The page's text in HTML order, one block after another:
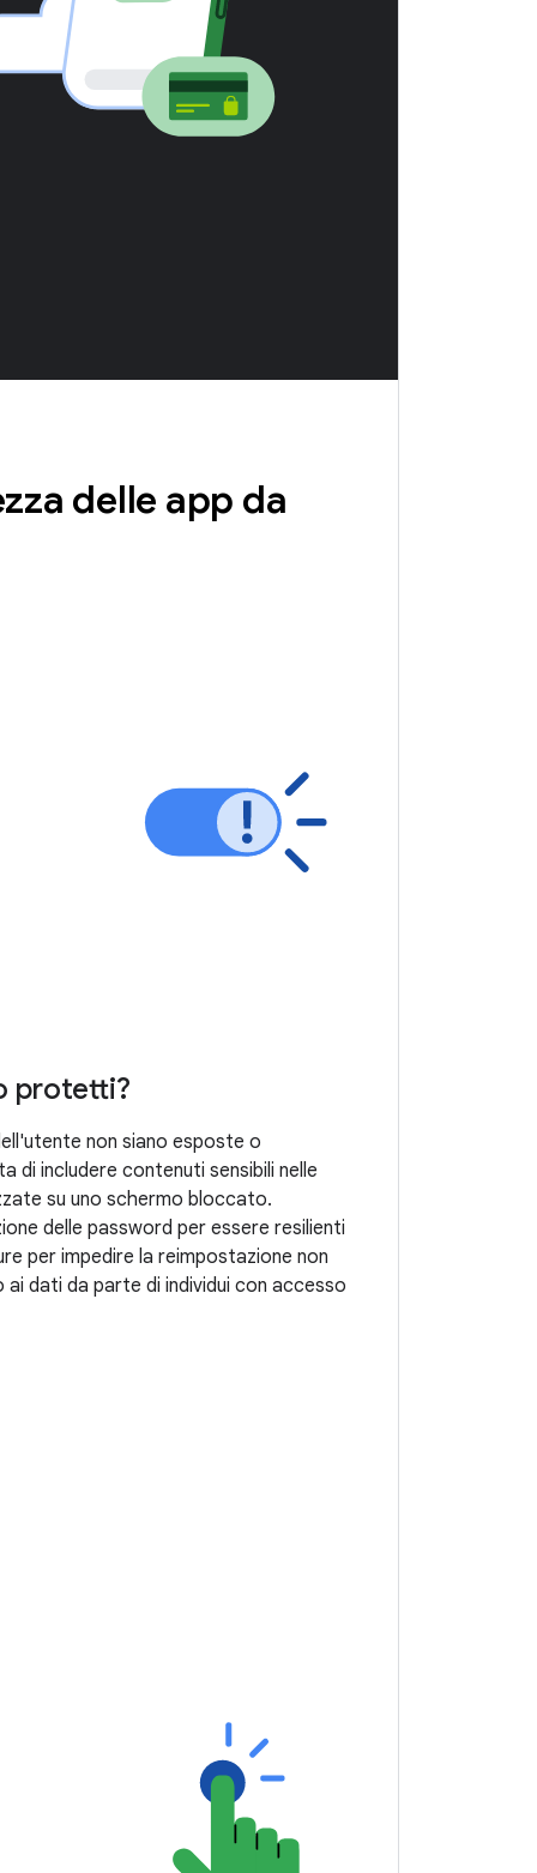
delle app da
protetti?
non siano esposte o
di includere contenuti sensibili nelle
su uno schermo bloccato.
delle password per essere resilienti
per impedire la reimpostazione non
dati da parte di individui con accesso